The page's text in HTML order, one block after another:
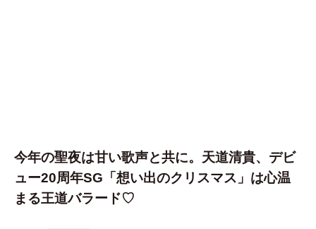
今年の聖夜は甘い歌声と共に。天道清貴、デビ
ュー20周年SG「想い出のクリスマス」は心温
まる王道バラード♡